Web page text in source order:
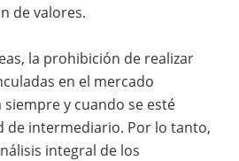
de valores.
la prohibición de realizar
en el mercado
y cuando se esté
de intermediario. Por lo tanto,
integral de los